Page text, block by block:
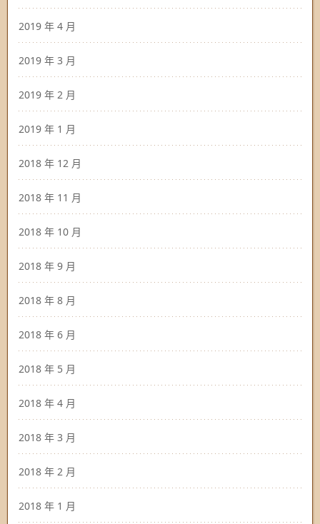
2019 年 4 月
2019 年 3 月
2019 年 2 月
2019 年 1 月
2018 年 12 月
2018 年 11 月
2018 年 10 月
2018 年 9 月
2018 年 8 月
2018 年 6 月
2018 年 5 月
2018 年 4 月
2018 年 3 月
2018 年 2 月
2018 年 1 月